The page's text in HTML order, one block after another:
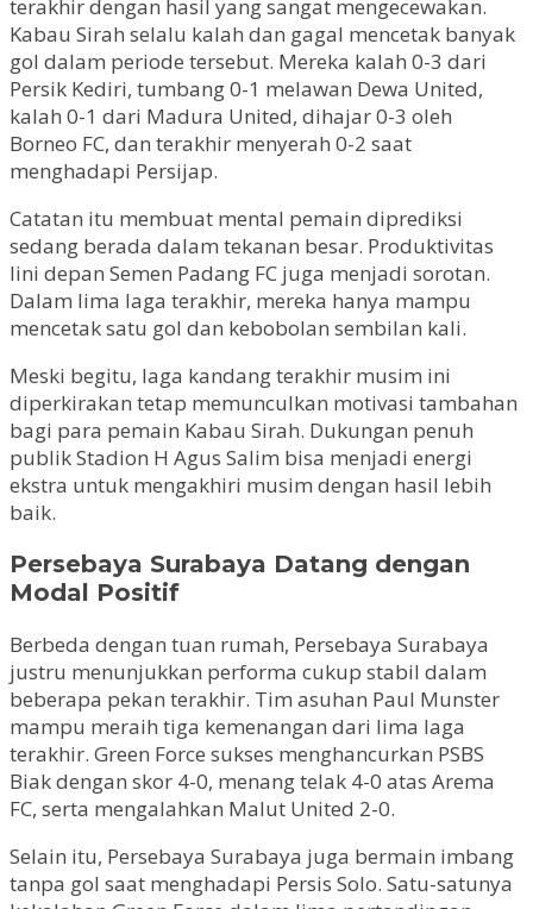
terakhir dengan hasil yang sangat mengecewakan.
Kabau Sirah selalu kalah dan gagal mencetak banyak
gol dalam periode tersebut. Mereka kalah 0-3 dari
Persik Kediri, tumbang 0-1 melawan Dewa United,
kalah 0-1 dari Madura United, dihajar 0-3 oleh
Borneo FC, dan terakhir menyerah 0-2 saat
menghadapi Persijap.
Catatan itu membuat mental pemain diprediksi
sedang berada dalam tekanan besar. Produktivitas
lini depan Semen Padang FC juga menjadi sorotan.
Dalam lima laga terakhir, mereka hanya mampu
mencetak satu gol dan kebobolan sembilan kali.
Meski begitu, laga kandang terakhir musim ini
diperkirakan tetap memunculkan motivasi tambahan
bagi para pemain Kabau Sirah. Dukungan penuh
publik Stadion H Agus Salim bisa menjadi energi
ekstra untuk mengakhiri musim dengan hasil lebih
baik.
Persebaya Surabaya Datang dengan
Modal Positif
Berbeda dengan tuan rumah, Persebaya Surabaya
justru menunjukkan performa cukup stabil dalam
beberapa pekan terakhir. Tim asuhan Paul Munster
mampu meraih tiga kemenangan dari lima laga
terakhir. Green Force sukses menghancurkan PSBS
Biak dengan skor 4-0, menang telak 4-0 atas Arema
FC, serta mengalahkan Malut United 2-0.
Selain itu, Persebaya Surabaya juga bermain imbang
tanpa gol saat menghadapi Persis Solo. Satu-satunya